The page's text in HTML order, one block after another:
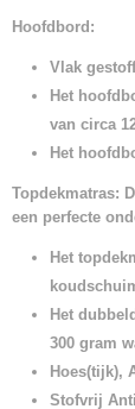
Hoofdbord:
Vlak
Het
van circa
Het
Topdekmatras:
een perfecte
Het
Het
300 gram
Hoes(tijk),
Stofvrij